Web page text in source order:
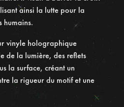
ainsi la lutte pour la
humains.
vinyle holographique
de la lumière, des reflets
la surface, créant un
la rigueur du motif et une